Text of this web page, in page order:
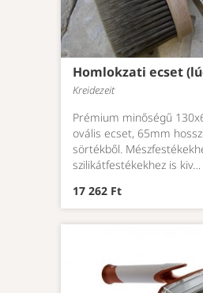
Homlokzati ecset
Kreidezeit
Prémium minőségű
ovális ecset, 65mm
sörtékből.
szilikátfestékekhez is kiv…
17 262 Ft